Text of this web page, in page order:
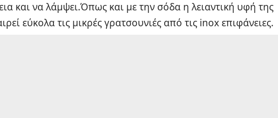
και να λάμψει.Όπως και με την σόδα η λειαντική υφή της
εύκολα τις μικρές γρατσουνιές από τις inox επιφάνειες.